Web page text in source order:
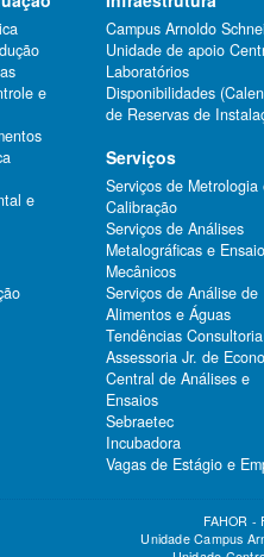
e
e
Campus Arnoldo
Unidade de apoio
Laboratórios
Disponibilidades
de Reservas de
Serviços
Serviços de Metrologia
Calibração
Serviços de Análises
Metalográficas e
Mecânicos
Serviços de Análise de
Alimentos e Águas
Tendências
Assessoria Jr. de
Central de Análises e
Ensaios
Sebraetec
Incubadora
Vagas de Estágio e
FAHOR -
Unidade Campus